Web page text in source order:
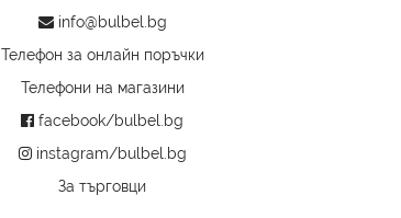
info@bulbel.bg
Телефон за онлайн поръчки
Телефони на магазини
facebook/bulbel.bg
instagram/bulbel.bg
За търговци